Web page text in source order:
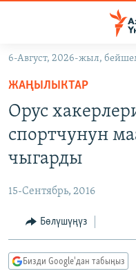
Навигацияга
өтүңүз
Издөөгө
салыңызКЫРГЫЗСТАН
МАДАНИЯТ
ДҮЙНӨ
УКРАИНА
ТВ ПРОГРАММАЛАР
БҮГҮН АЗАТТЫКТА
ПОДКАСТ
6-Август, 2026-жыл,
ЖАҢЫЛЫКТАР
Орус
спортчунун
чыгарды
15-Сентябрь, 2016
Бөлүшүңүз
Бизди Google'дан табыңыз